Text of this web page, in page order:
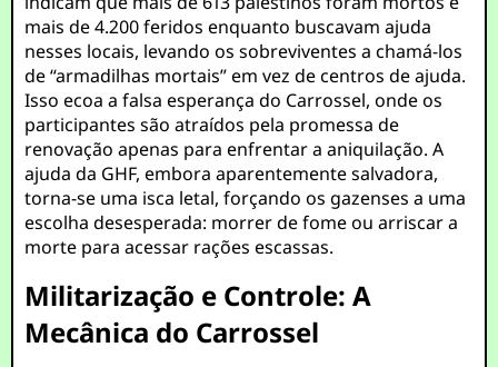
mais de 4.200 feridos enquanto buscavam ajuda
nesses locais, levando os sobreviventes a chamá-los
de “armadilhas mortais” em vez de centros de ajuda.
Isso ecoa a falsa esperança do Carrossel, onde os
participantes são atraídos pela promessa de
renovação apenas para enfrentar a aniquilação. A
ajuda da GHF, embora aparentemente salvadora,
torna-se uma isca letal, forçando os gazenses a uma
escolha desesperada: morrer de fome ou arriscar a
morte para acessar rações escassas.
Militarização e Controle: A
Mecânica do Carrossel